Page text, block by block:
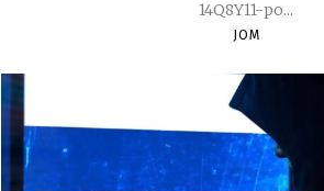
14Q8Y11-ро...
JOM